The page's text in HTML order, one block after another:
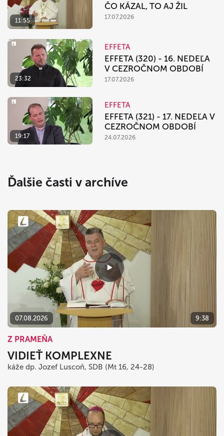
11:55
ČO KÁZAL, TO AJ ŽIL
17.07.2026
23:32
EFFETA
EFFETA (320) - 16. NEDEĽA
V CEZROČNOM OBDOBÍ
17.07.2026
19:17
EFFETA
EFFETA (321) - 17. NEDEĽA V
CEZROČNOM OBDOBÍ
24.07.2026
Ďalšie časti v archíve
07.08.2026 9:38
Z PRAMEŇA
VIDIEŤ KOMPLEXNE
káže dp. Jozef Luscoň, SDB (Mt 16, 24-28)